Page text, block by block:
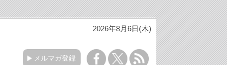
2026年8月6日(木)
メルマガ登録